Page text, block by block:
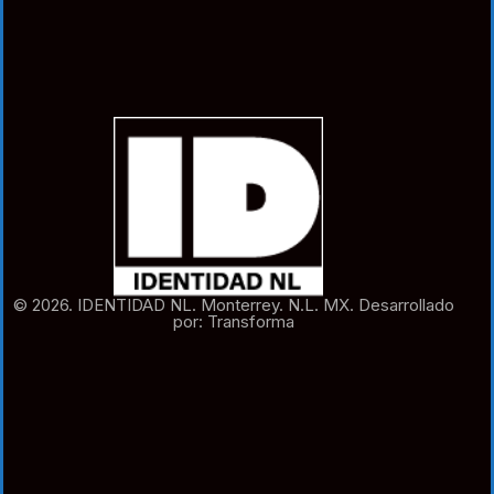
© 2026. IDENTIDAD NL. Monterrey. N.L. MX. Desarrollado
por: Transforma